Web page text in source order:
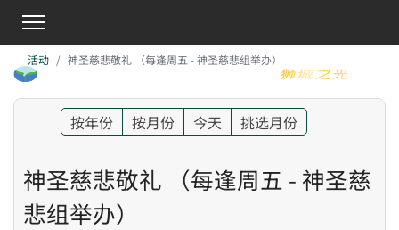
活动 神圣慈悲敬礼 （每逢周五 - 神圣慈悲组举办）
按年份 按月份 今天 挑选月份
神圣慈悲敬礼 （每逢周五 - 神圣慈
悲组举办）